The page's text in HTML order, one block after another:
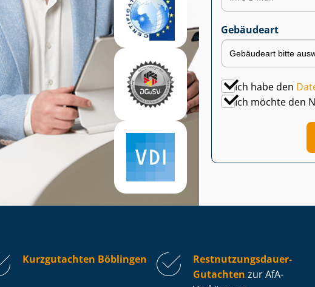
Gebäudeart
Ich habe den
Ich möchte den
Kurzgutachten Böblingen
Rest­nut­zungs­dau­er-
Gutachten zur AfA-